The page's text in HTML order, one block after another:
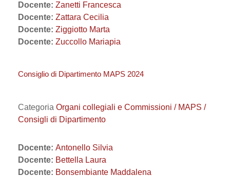
Docente: Zanetti Francesca
Docente: Zattara Cecilia
Docente: Ziggiotto Marta
Docente: Zuccollo Mariapia
Consiglio di Dipartimento MAPS 2024
Categoria Organi collegiali e Commissioni / MAPS /
Consigli di Dipartimento
Docente: Antonello Silvia
Docente: Bettella Laura
Docente: Bonsembiante Maddalena